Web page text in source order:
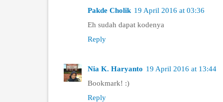
Pakde Cholik 19 April 2016 at 03:36
Eh sudah dapat kodenya
Reply
Nia K. Haryanto 19 April 2016 at 13:44
Bookmark! :)
Reply